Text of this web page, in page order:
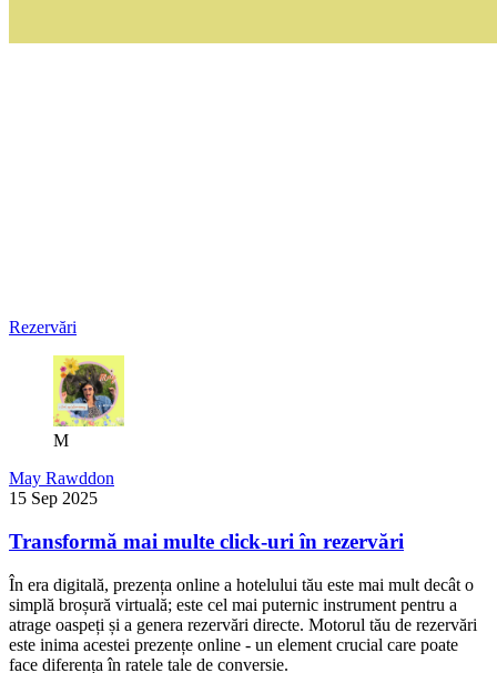
Rezervări
M
May Rawddon
15 Sep 2025
Transformă mai multe click-uri în rezervări
În era digitală, prezența online a hotelului tău este mai mult decât o
simplă broșură virtuală; este cel mai puternic instrument pentru a
atrage oaspeți și a genera rezervări directe. Motorul tău de rezervări
este inima acestei prezențe online - un element crucial care poate
face diferența în ratele tale de conversie.